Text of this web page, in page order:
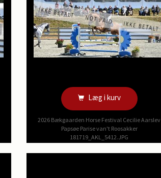
Læg i kurv
2026 Bækgaarden Horse Festival Cecilie Aarslev
Papsøe Parise van't Roosakker
181719_AKL_5412.JPG